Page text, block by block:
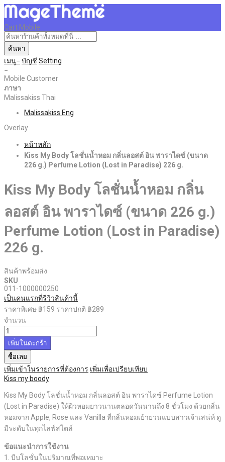
Cart Mobile
ค้นหา
เมนู บัญชี Setting
Mobile Customer
ภาษา
Malissakiss Thai
Malissakiss Eng
Overlay
หน้าหลัก
Kiss My Body โลชั่นน้ำหอม กลิ่นลอสต์ อิน พาราไดซ์ (ขนาด
226 g.) Perfume Lotion (Lost in Paradise) 226 g.
Kiss My Body โลชั่นน้ำหอม กลิ่น
ลอสต์ อิน พาราไดซ์ (ขนาด 226 g.)
Perfume Lotion (Lost in Paradise)
226 g.
สินค้าพร้อมส่ง
SKU
011-1000000250
เป็นคนแรกที่รีวิวสินค้านี้
ราคาพิเศษ ฿159 ราคาปกติ ฿289
จำนวน
เพิ่มในตะกร้า
ซื้อเลย
เพิ่มเข้าในรายการที่ต้องการ เพิ่มเพื่อเปรียบเทียบ
Kiss my boody
Kiss My Body โลชั่นน้ำหอม กลิ่นลอสต์ อิน พาราไดซ์ Perfume Lotion
(Lost in Paradise) ให้ผิวหอมยาวนานตลอดวันนานถึง 8 ชั่วโมง ด้วยกลิ่น
หอมจาก Apple, Rose และ Vanilla ที่กลิ่นหอมเย้ายวนแบบสาวเจ้าเสน่ห์​ ดู
มีระดับในทุกไลฟ์สไตล์
ข้อแนะนำการใช้งาน
1. บีบโลชั่นในปริมาณที่พอเหมาะ